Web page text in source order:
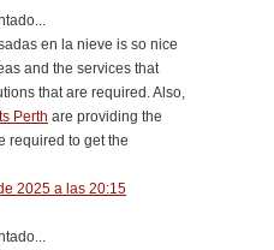
en la nieve is so nice
and the services that
that are required. Also,
Perth are providing the
required to get the
2025 a las 20:15